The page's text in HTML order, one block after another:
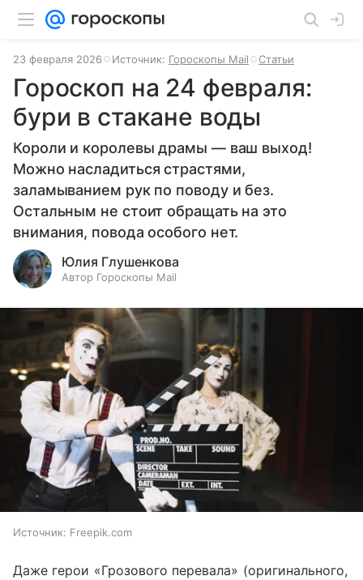
23 февраля 2026 Источник: Гороскопы Mail Статьи
Гороскоп на 24 февраля:
бури в стакане воды
Короли и королевы драмы — ваш выход!
Можно насладиться страстями,
заламыванием рук по поводу и без.
Остальным не стоит обращать на это
внимания, повода особого нет.
Юлия Глушенкова
Автор Гороскопы Mail
Источник: Freepik.com
Даже герои «Грозового перевала» (оригинального,